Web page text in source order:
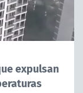
expulsan